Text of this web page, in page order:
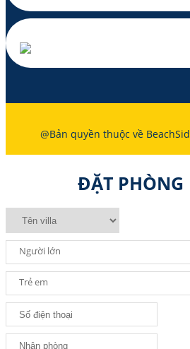
@Bản quyền thuộc về
ĐẶT PHÒNG
Người lớn
Trẻ em